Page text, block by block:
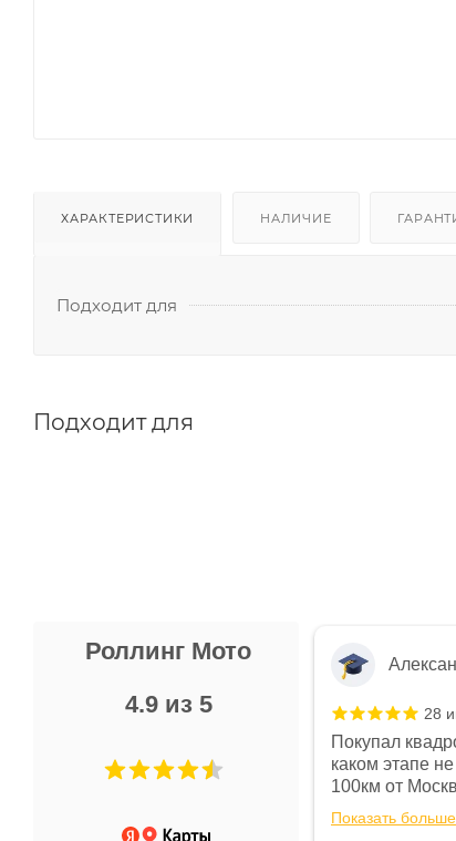
ХАРАКТЕРИСТИКИ НАЛИЧИЕ
Подходит для
Подходит для
Роллинг Мото
4.9 из 5
Не понравились условия
и дают только на год)
28
Покупал
каком этапе
100км от
спидометре
постоянно
Показать больше